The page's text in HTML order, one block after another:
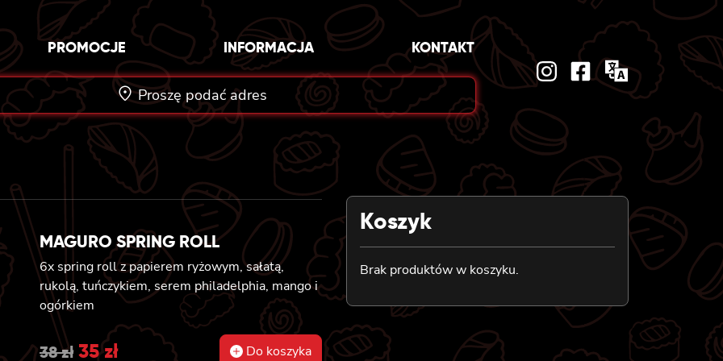
PROMOCJE INFORMACJA KONTAKT
Proszę podać adres
MAGURO SPRING ROLL
6x spring roll z papierem ryżowym, sałatą,
rukolą, tuńczykiem, serem philadelphia, mango i
ogórkiem
38zł Original
35złCurrent
Do koszyka
Koszyk
Brak produktów w koszyku.